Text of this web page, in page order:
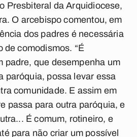
Presbiteral da Arquidiocese,
O arcebispo comentou, em
dos padres é necessária
de comodismos. “É
padre, que desempenha um
paróquia, possa levar essa
comunidade. E assim em
passa para outra paróquia, e
É comum, rotineiro, e
para não criar um possível